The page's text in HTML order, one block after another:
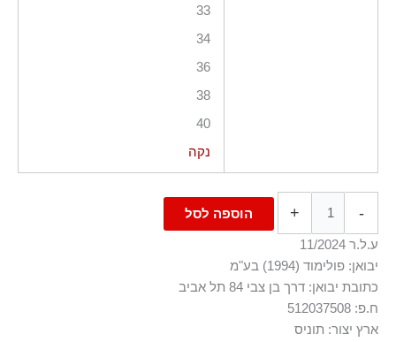
33
34
36
38
40
נקה
-
+ הוספה לסל
ע.ל.ר 11/2024
יבואן: פולימוד (1994) בע"מ
כתובת יבואן: דרך בן צבי 84 תל אביב
ח.פ: 512037508
ארץ יצור: תוניס